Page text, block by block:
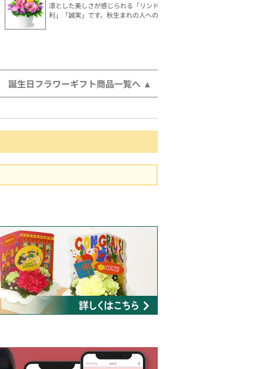
凛とした美しさが感じられる「リンドウ」。花言葉は「勝
利」「誠実」です。秋生まれの人へのギフトにおすすめ。
誕生日フラワーギフト商品一覧へ